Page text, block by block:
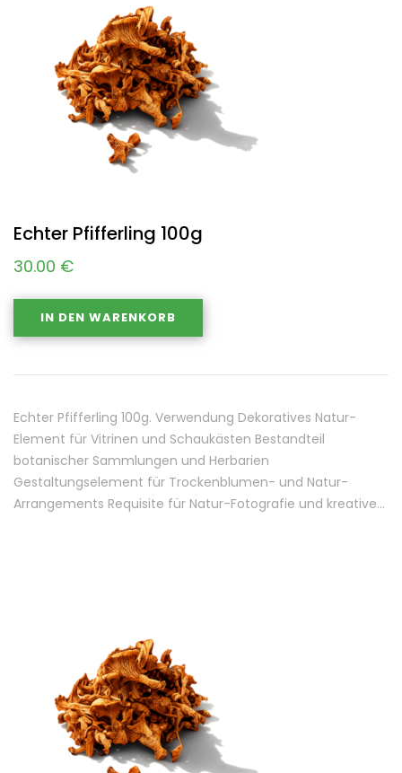
Echter Pfifferling 100g
30.00 €
IN DEN WARENKORB
Echter Pfifferling 100g. Verwendung Dekoratives Natur-
Element für Vitrinen und Schaukästen Bestandteil
botanischer Sammlungen und Herbarien
Gestaltungselement für Trockenblumen- und Natur-
Arrangements Requisite für Natur-Fotografie und kreative…